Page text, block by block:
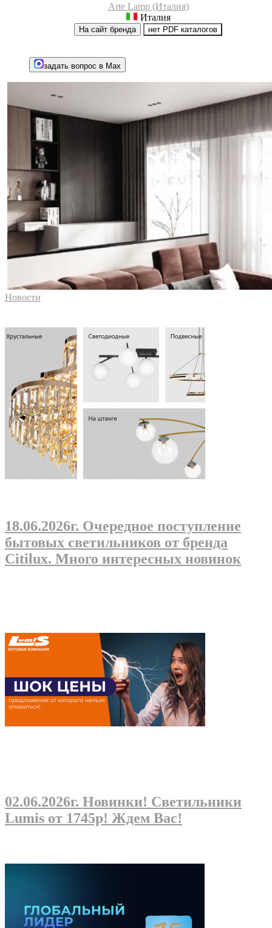
Arte Lamp (Италия)
Италия
На сайт бренда нет PDF каталогов
задать вопрос в Max
Новости
18.06.2026г. Очередное поступление
бытовых светильников от бренда
Citilux. Много интересных новинок
02.06.2026г. Новинки! Светильники
Lumis от 1745р! Ждем Вас!